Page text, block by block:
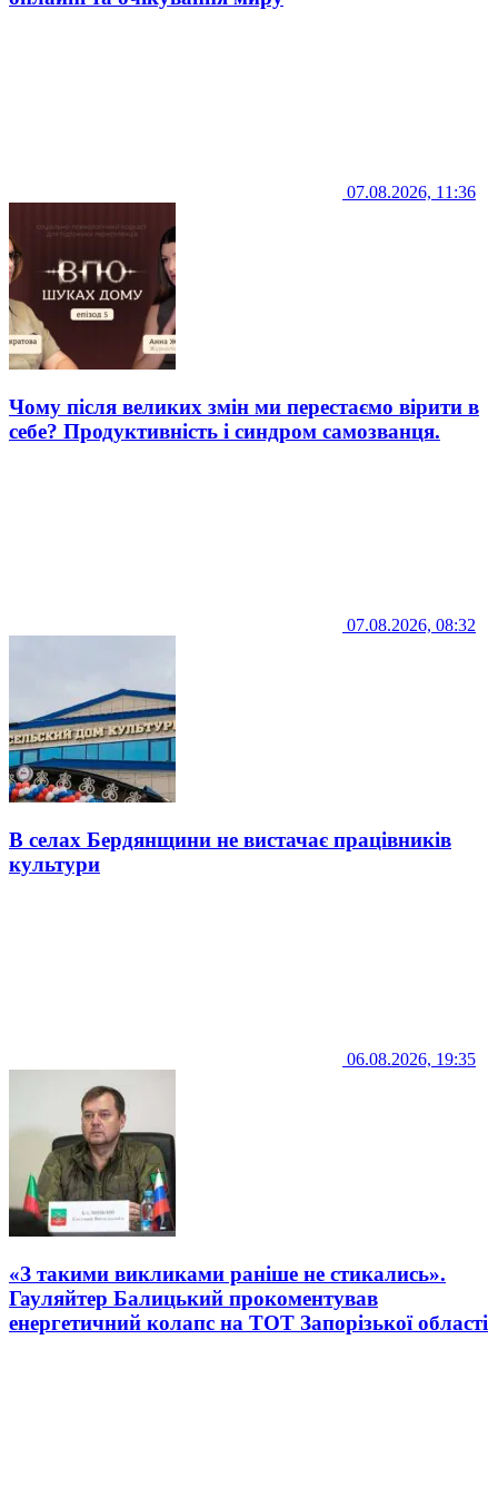
07.08.2026, 11:36
Чому після великих змін ми перестаємо вірити в
себе? Продуктивність і синдром самозванця.
07.08.2026, 08:32
В селах Бердянщини не вистачає працівників
культури
06.08.2026, 19:35
«З такими викликами раніше не стикались».
Гауляйтер Балицький прокоментував
енергетичний колапс на ТОТ Запорізької області